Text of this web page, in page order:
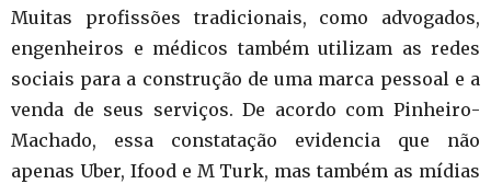
Muitas profissões tradicionais, como advogados,
engenheiros e médicos também utilizam as redes
sociais para a construção de uma marca pessoal e a
venda de seus serviços. De acordo com Pinheiro-
Machado, essa constatação evidencia que não
apenas Uber, Ifood e M Turk, mas também as mídias